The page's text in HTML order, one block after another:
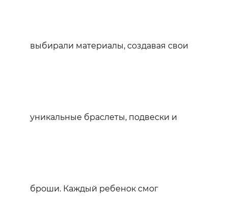
выбирали материалы, создавая свои
уникальные браслеты, подвески и
броши. Каждый ребенок смог